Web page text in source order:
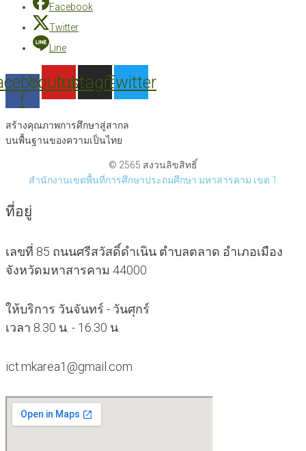
Facebook
Twitter
Line
f
Youtube
Instagram
Twitter
สร้างคุณภาพการศึกษาสู่สากล
บนพื้นฐานของความเป็นไทย
© 2565 สงวนลิขสิทธิ์
สำนักงานเขตพื้นที่การศึกษาประถมศึกษา มหาสารคาม เขต 1
ที่อยู่
เลขที่ 85 ถนนศรีสวัสดิ์ดำเนิน ตำบลตลาด อำเภอเมือง
จังหวัดมหาสารคาม 44000
ให้บริการ วันจันทร์ - วันศุกร์
เวลา 8.30 น. - 16.30 น.
ict.mkarea1@gmail.com